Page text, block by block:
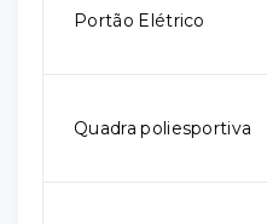
Portão Elétrico
Quadra poliesportiva